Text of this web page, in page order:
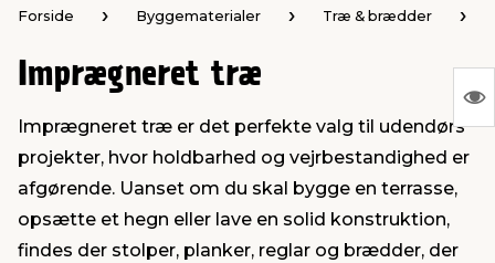
loft & vægge
vinduer
& varme
& ophæng
& armatur
& kemikalier
af værktøj
maskiner
Forside Byggematerialer Træ & brædder
Imprægneret træ
Imprægneret træ er det perfekte valg til udendørs
projekter, hvor holdbarhed og vejrbestandighed er
afgørende. Uanset om du skal bygge en terrasse,
opsætte et hegn eller lave en solid konstruktion,
findes der stolper, planker, reglar og brædder, der